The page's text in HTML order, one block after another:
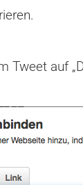
Tweet auf